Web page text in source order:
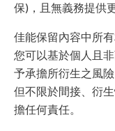
保)，且無義務提供
佳能保留內容中所
您可以基於個人且
予承擔所衍生之風
但不限於間接、衍
擔任何責任。